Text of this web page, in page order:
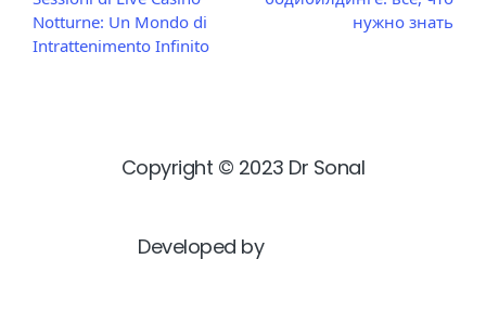
Notturne: Un Mondo di
Intrattenimento Infinito
нужно знать
Copyright © 2023 Dr Sonal
Developed by